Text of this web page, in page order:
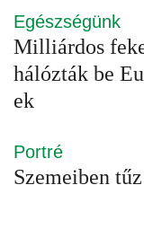
Egészségünk
Milliárdos
hálózták be
ek
Portré
Szemeiben